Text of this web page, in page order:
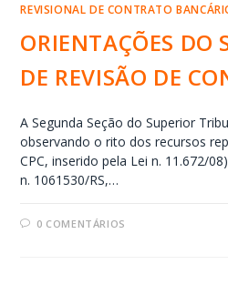
REVISIONAL DE CONTRATO
ORIENTAÇÕES DO
DE REVISÃO DE
A Segunda Seção do Superior
observando o rito dos recursos
CPC, inserido pela Lei n. 11.672/
n. 1061530/RS,…
0 COMENTÁRIOS